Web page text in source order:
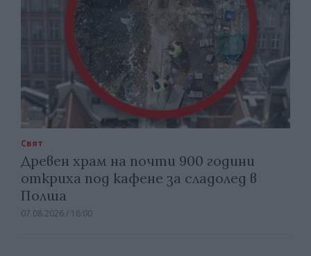
Свят
Древен храм на почти 900 години
откриха под кафене за сладолед в
Полша
07.08.2026 / 16:00